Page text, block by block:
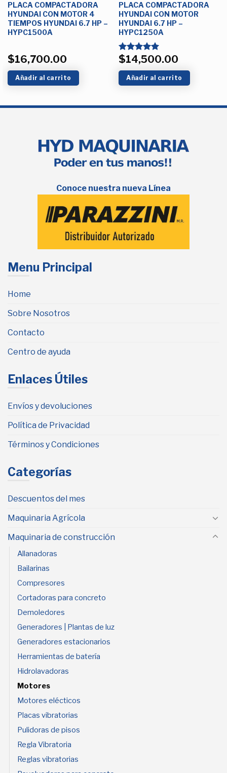
PLACA COMPACTADORA
HYUNDAI CON MOTOR 4
TIEMPOS HYUNDAI 6.7 HP –
HYPC1500A
$16,700.00
Añadir al carrito
PLACA COMPACTADORA
HYUNDAI CON MOTOR
HYUNDAI 6.7 HP –
HYPC1250A
Valorado
5.00
de 5
$14,500.00
Añadir al carrito
Conoce nuestra nueva Línea
Menu Principal
Home
Sobre Nosotros
Contacto
Centro de ayuda
Enlaces Útiles
Envíos y devoluciones
Política de Privacidad
Términos y Condiciones
Categorías
Descuentos del mes
Maquinaria Agrícola
Maquinaria de construcción
Allanadoras
Bailarinas
Compresores
Cortadoras para concreto
Demoledores
Generadores | Plantas de luz
Generadores estacionarios
Herramientas de batería
Hidrolavadoras
Motores
Motores elécticos
Placas vibratorias
Pulidoras de pisos
Regla Vibratoria
Reglas vibratorias